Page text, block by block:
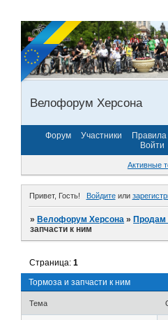
Велофорум Херсона
Форум Участники Правила
Войти
Активные
Привет, Гость! Войдитеили
»Велофорум Херсона »Продам
запчасти к ним
Тормоза и запчасти к ним
Страница:1
Тема